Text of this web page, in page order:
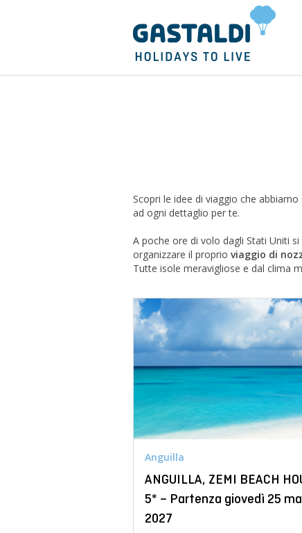
Scopri le idee di viaggio che
ad ogni dettaglio per te.
A poche ore di volo dagli Stati Uniti
organizzare il proprio viaggio di
Tutte isole meravigliose e dal clima
Anguilla
ANGUILLA, ZEMI BEACH
5* – Partenza giovedì 25
2027